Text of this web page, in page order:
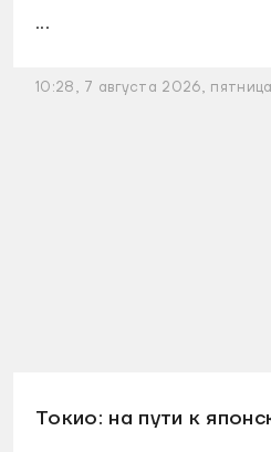
...
10:28, 7 августа 2026, пятница
Токио: на пути к